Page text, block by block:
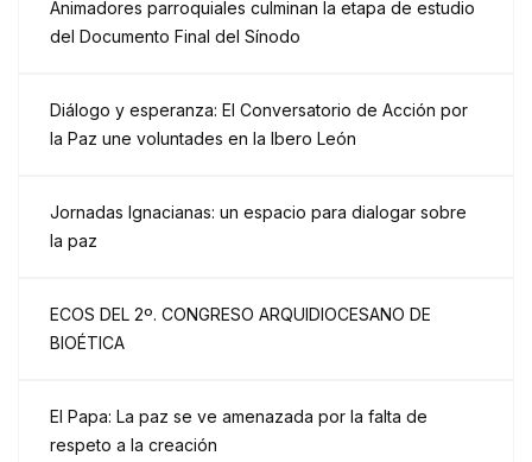
Animadores parroquiales culminan la etapa de estudio
del Documento Final del Sínodo
Diálogo y esperanza: El Conversatorio de Acción por
la Paz une voluntades en la Ibero León
Jornadas Ignacianas: un espacio para dialogar sobre
la paz
ECOS DEL 2º. CONGRESO ARQUIDIOCESANO DE
BIOÉTICA
El Papa: La paz se ve amenazada por la falta de
respeto a la creación